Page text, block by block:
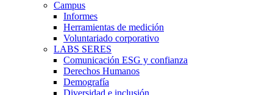
Campus
Informes
Herramientas de medición
Voluntariado corporativo
LABS SERES
Comunicación ESG y confianza
Derechos Humanos
Demografía
Diversidad e inclusión